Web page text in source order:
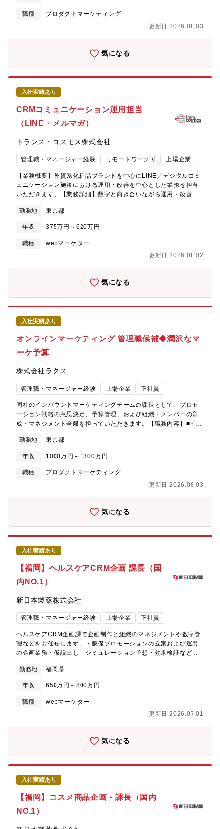
する業務＞戦略立案から実行、そしてTVCMを含むマルチチャネ
ルの最適化を推進します。■戦略・戦術立案と実行・Web広告（リ
立案、実行・ブランドサイト（各製品サイト）の戦術立案、実
進）■各種管理、コントロール・広告宣伝費の最適化および予算コ
ントロール・メンバーのリソース管理および進捗ディレクショ
ン・KGI/KPIに基づいた各種計数管理、データ分析■現場施策の統
括・コンテンツ（記事）制作・出稿管理、SEO対策、メルマガ制
作・配信管理の監修＜マネジメントに関する業務＞組織成果の最
大化に向けた戦略策定とメンバーの成長を支援するピープルマネ
ジメントを行います。■組織戦略の策定・実行・担当組織のミッシ
ョン、ビジョン、戦略ゴール（KGI）の策定・ゴール達成に向けた
課題設定、実行施策の策定および遂行支援■組織・ピープルマネジ
目標設定・評価、メンバーのスキル開発およびキャリア形成支援
【扱うサービス】CMでおなじみ、累計導入社数No.1の経費精算
システムである「楽楽精算」や「楽楽請求」など当社の提供する
ウド事業本部∟マーケティング統括部 ∟マーケティング1部 ∟
マーケティング2部 ∟マーケティング3部※配属課・チームにつ
いては選考の過程でご経験やスキル、ご志向性を踏まえて決定い
たします。【ポジションの魅力】【1】顧客にとって、本当にいい
ビスの開発から提案、提供、アフターフォローまで一気通貫で実
何なのか」という点に拘っている為、顧客が望んでいないものを
創るようなことはありません。企画職として、どうすればお客様
グ・企画にチャレンジできる国内クラウドサービス企業におい
レンジができるため、事業成長と自身の成長を同時に実現できま
力」「人間関係力」「組織推進力」の4つが大きな評価項目となり
ます。上記4つの評価基準を理解し、しっかりと実践することで着
実に昇給・昇格につながる仕組みです。業務効率・生産性を大事
にしている会社ですので思考力を重視する部分もありますが、思
考するだけではまだ足りません。自ら思考し計画→実行する中
で、社内の人間関係力を発揮し、誰にでも説明できる形で社内へ
展開して組織推進をすることが必要となってきます。数字的な評
価はもちろんですが、ビジネスパーソンとしてしっかりと成長す
ることができる評価制度もラクスの特徴です。
職種
プロダクトマーケティング
更新日 2026.08.03
気になる
入社実績あり
CRMコミュニケーション運用担当
（LINE・メルマガ）
トランス・コスモス株式会社
管理職・マネージャー経験 リモートワーク可 上場企業
【業務概要】外資系化粧品ブランドを中心にLINE／デジタルコミ
ュニケーション施策における運用・改善を中心とした業務を担当
いただきます。【業務詳細】数字と向き合いながら運用・改善を
してすぐに返ってくるマーケティング手法で「なぜ反応が出たの
か」「どう改善するか」を考えるポジションです。将来的には、
企画立案や施策設計など、売上づくりに近い業務やプロジェクト
リーダー、クリエイティブディレクターにもチャレンジできま
ジュール管理を行います。最初は既存チームのサポートとして、
テキストの作成補助や、進行管理を行います。表現の工夫という
よりも、「誰に・何を・いつ届けるか」を重視します。■ 数値分
析・レポート作成配信後の開封率・クリック率などの数値を確認
し、「なぜ結果が良かった／悪かったのか」を考え、改善ポイン
トを整理、その結果をお客様にレポーティングします。■ クライ
アント対応慣れてきたタイミングで、お客様との打ち合わせや配
信内容のすり合わせ・報告にも関わっていただきます。【身に付
くスキル、経験】■ソーシャルマーケティング、CRM構築の知識
Webサイト構築/運用部門、インターネットプロモーション部門、
する事がある為、ソーシャルメディア以外のデジタルマーケティ
ング全般に触れる機会があります。■企画力、提案力（プレゼンテ
ーションスキル）■データ解析・分析スキル【配属部門について】
スマーケティングからOne to Oneマーケティングへと時代が移行
する中で、本部門ではLINEやメルマガなどのデジタルチャネルを
通じて、企業とユーザーとの継続的なコミュニケーション
（CRM）を支援しています。■ 大手・有名企業のプライム案件を
ム案件が中心のため、クライアントと直接やり取りしながら、実
すさと長期的なキャリア形成20代を中心としたメンバーが多く在
籍し、風通しのよい雰囲気の部門です。部長は女性が務めてお
をつけ、長く働いていきたい方を歓迎しています。また、図書購
勤務地 東京都
年収 375万円～620万円
職種
webマーケター
更新日 2026.08.02
気になる
入社実績あり
オンラインマーケティング 管理職候補◆潤沢なマ
ーケ予算
株式会社ラクス
管理職・マネージャー経験 上場企業 正社員
同社のインバウンドマーケティングチームの課長として、プロモ
ーション戦略の意思決定、予算管理、および組織・メンバーの育
成・マネジメント全般を担っていただきます。【職務内容】■イン
TVCMを含むマルチチャネルの最適化を推進します。〇戦略・戦
術立案と実行・Web広告（リスティング、SNS、ディスプレイ
等）の企画・運用における施策立案、実行・ブランドサイト（各
製品サイト）の戦術立案、実行・CMクリエイティブ制作、プラン
宣伝費の最適化および予算コントロール・メンバーのリソース管
データ分析〇現場施策の統括・コンテンツ（記事）制作・出稿管
理、SEO対策、メルマガ制作・配信管理の監修■マネジメントに関
する業務組織成果の最大化に向けた戦略策定とメンバーの成長を
支援するピープルマネジメントを行います。〇組織戦略の策定・
実行・担当組織のミッション、ビジョン、戦略ゴール（KGI）の策
定・ゴール達成に向けた課題設定、実行施策の策定および遂行支
援〇組織・ピープルマネジメント・人材採用、最適なリソース配
置、体制構築、文化醸成・目標設定・評価、メンバーのスキル開
発およびキャリア形成支援※従事すべき業務の変更の範囲：会社
グ統括部 ∟マーケティング1部 ∟マーケティング2部 ∟マー
ケティング3部※配属課・チームについては選考の過程でご経験や
スキル、ご志向性を踏まえて決定いたします。【ポジションの魅
底したユーザー視点」でサービスの開発から提案、提供、アフタ
ーフォローまで一気通貫で実施しています。実際の現場でも、
「顧客にとって最も良い提案は何なのか」という点に拘っている
為、顧客が望んでいないものを創るようなことはありません。企
ができるかを考えながら企画ができるやりがいのある環境です。■
業において、最大規模のARR(年間経常収益)/時価総額を誇る成長
企業でプロダクト企画に携われます。安定した経営基盤の下で、
現できます。■成長を後押しする評価制度同社では「思考力」「行
事にしている会社ですので思考力を重視する部分もありますが、
で、社内の人間関係力を発揮し、誰にでも説明できる形で社内へ
展開して組織推進をすることが必要となってきます。数字的な評
価はもちろんですが、ビジネスパーソンとしてしっかりと成長す
ることができる評価制度もラクスの特徴です。
勤務地 東京都
年収 1000万円～1300万円
職種
プロダクトマーケティング
更新日 2026.08.03
気になる
入社実績あり
【福岡】ヘルスケアCRM企画 課長（国
内NO.1）
新日本製薬株式会社
管理職・マネージャー経験 上場企業 正社員
ヘルスケアCRM企画課で企画制作と組織のマネジメントや数字管
理などをお任せします。・販促プロモーションの立案および運用
の企画業務・仮説出し・シミュレーション予想・効果検証など施
画提案の実施判断など組織として裁量権もってグループ運営をお
任せします。※新しいことへ提案や挑戦は歓迎。メンバーからも
日々新しい企画が挙がってくる為、裁量権もって自由にチャレン
ジください！■業務の面白さ：同社のヘルスケア分野は大幅に成長
多い為、新しい事への挑戦やより大きなことへのチャレンジがし
ている為、各分野でのスペシャリストが緻密に戦略を立てており
ます。個人の裁量の幅が広く、自ら考えた施策から得られた反響
を測定することが出来るため、自らの成果が評価につながりま
す。■組織構成：現在メンバー5名と次長1名（20～40代の方が活
躍中）が在籍しいます。課長クラスとして部署の組織運営をお任
せします。
勤務地 福岡県
年収 650万円～800万円
職種
webマーケター
更新日 2026.07.01
気になる
入社実績あり
【福岡】コスメ商品企画・課長（国内
NO.1）